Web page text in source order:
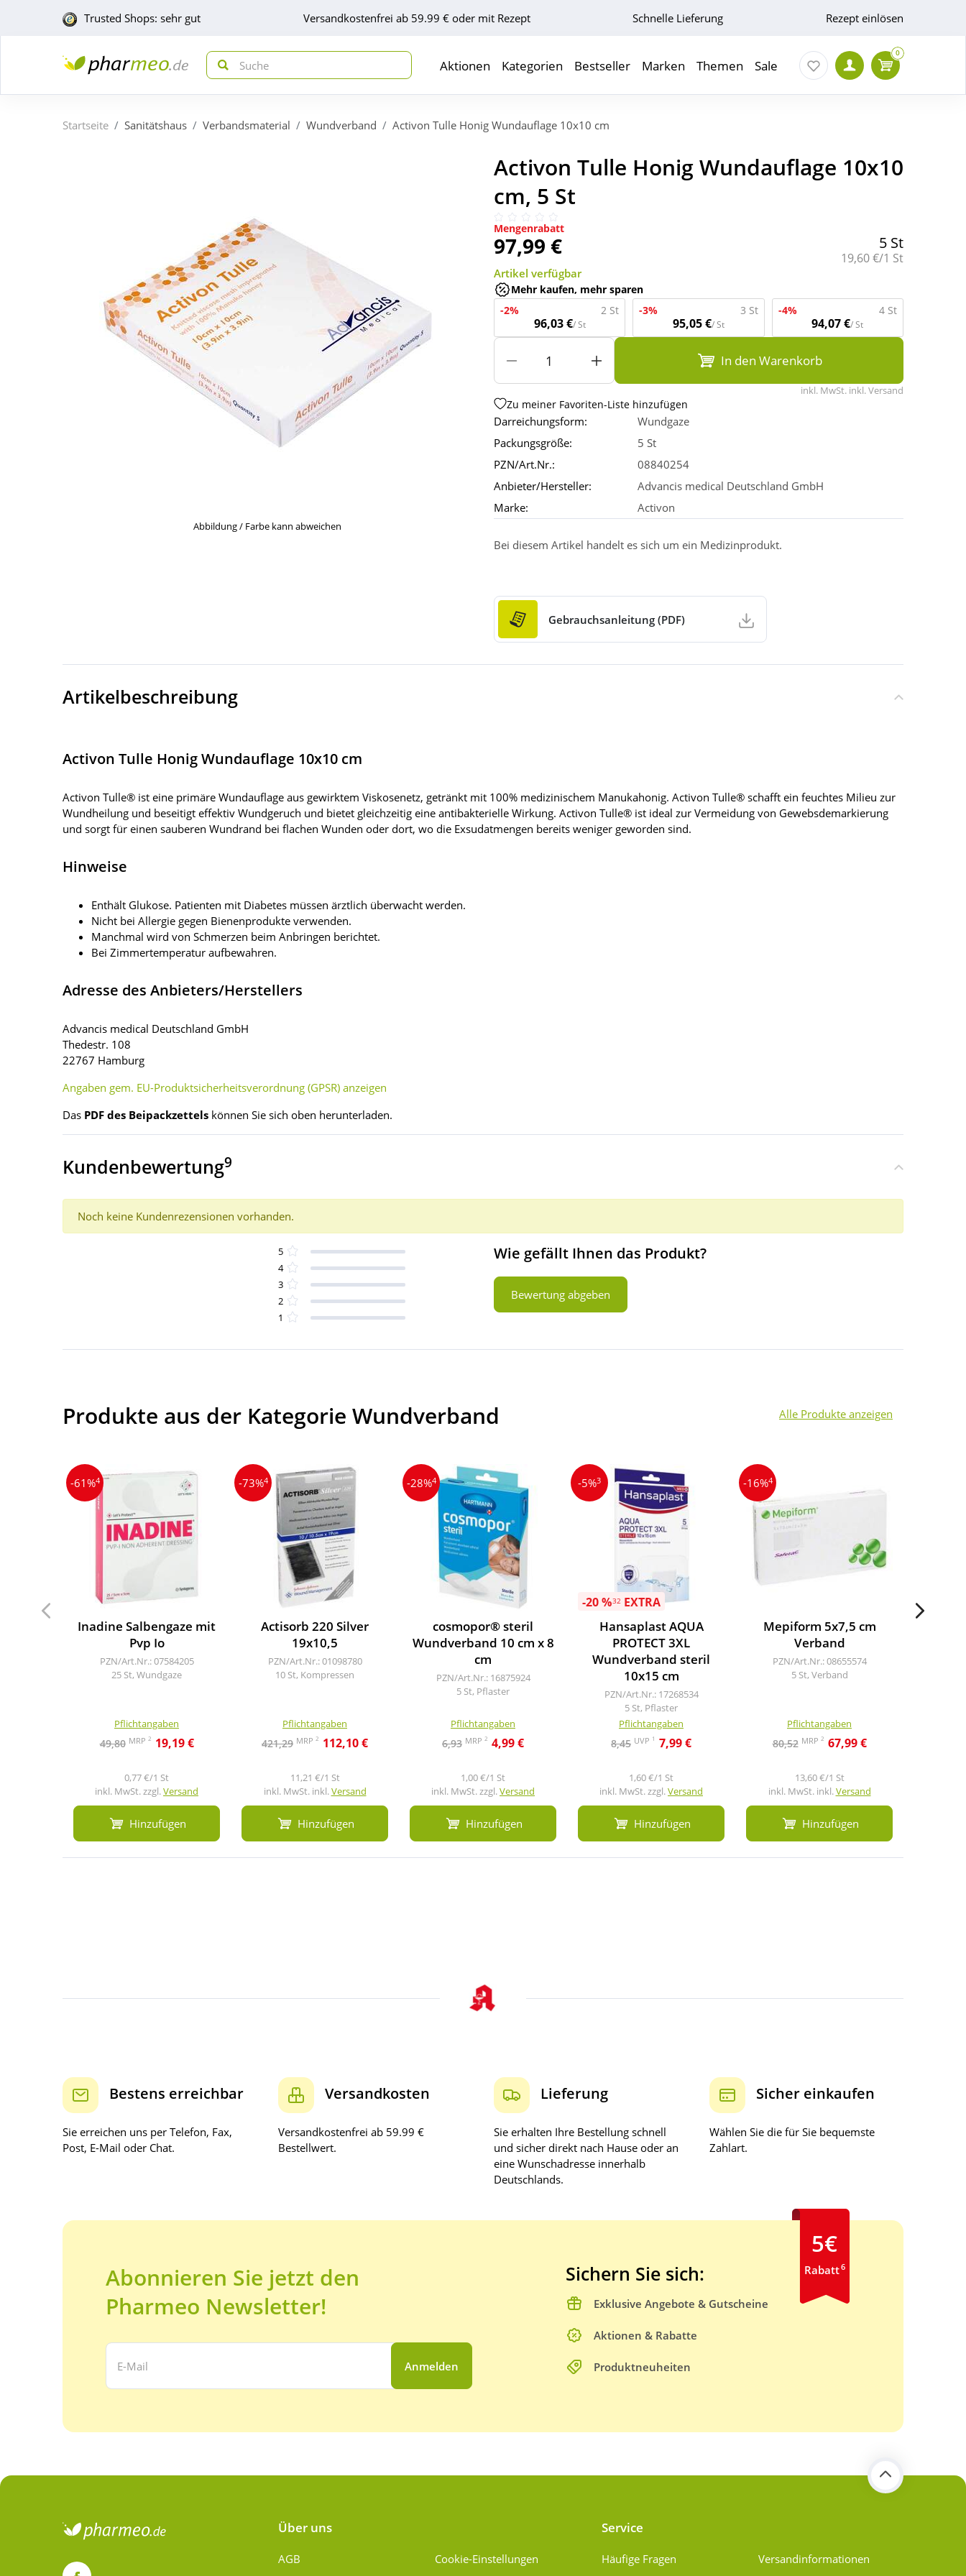
Trusted Shops: sehr gut Versandkostenfrei ab 59.99 € oder mit Rezept Schnelle Lieferung Rezept einlösen
Aktionen Kategorien Bestseller Marken Themen Sale
0
Startseite Sanitätshaus Verbandsmaterial Wundverband Activon Tulle Honig Wundauflage 10x10 cm
Abbildung / Farbe kann abweichen
Activon Tulle Honig Wundauflage 10x10
cm, 5 St
Mengenrabatt
97,99 € 5 St
Grundpreis:
19,60 €/1 St
Artikel verfügbar
Mehr kaufen, mehr sparen
-2%
2 St
96,03 €/ St
-3% 3 St
95,05 €/ St
-4% 4 St
94,07 €/ St
In den Warenkorb
inkl. MwSt. inkl. Versand
Zu meiner Favoriten-Liste hinzufügen
Darreichungsform:
Wundgaze
Packungsgröße:
5 St
PZN/Art.Nr.:
08840254
Anbieter/Hersteller:
Advancis medical Deutschland GmbH
Marke:
Activon
Bei diesem Artikel handelt es sich um ein Medizinprodukt.
Gebrauchsanleitung (PDF)
Artikelbeschreibung
Activon Tulle Honig Wundauflage 10x10 cm
Activon Tulle® ist eine primäre Wundauflage aus gewirktem Viskosenetz, getränkt mit 100% medizinischem Manukahonig. Activon Tulle® schafft ein feuchtes Milieu zur
Wundheilung und beseitigt effektiv Wundgeruch und bietet gleichzeitig eine antibakterielle Wirkung. Activon Tulle® ist ideal zur Vermeidung von Gewebsdemarkierung
und sorgt für einen sauberen Wundrand bei flachen Wunden oder dort, wo die Exsudatmengen bereits weniger geworden sind.
Hinweise
Enthält Glukose. Patienten mit Diabetes müssen ärztlich überwacht werden.
Nicht bei Allergie gegen Bienenprodukte verwenden.
Manchmal wird von Schmerzen beim Anbringen berichtet.
Bei Zimmertemperatur aufbewahren.
Adresse des Anbieters/Herstellers
Advancis medical Deutschland GmbH
Thedestr. 108
22767 Hamburg
Angaben gem. EU-Produktsicherheitsverordnung (GPSR) anzeigen
Das PDF des Beipackzettels können Sie sich oben herunterladen.
Kundenbewertung9
Noch keine Kundenrezensionen vorhanden.
5
4
3
2
1
Wie gefällt Ihnen das Produkt?
Bewertung abgeben
Produkte aus der Kategorie Wundverband Alle Produkte anzeigen
-61%4
Inadine Salbengaze mit
Pvp Io
PZN/Art.Nr.: 07584205
25 St, Wundgaze
Pflichtangaben
49,80 MRP 2 19,19 €
0,77 €/1 St
inkl. MwSt. zzgl.Versand
Hinzufügen
-73%4
Actisorb 220 Silver
19x10,5
PZN/Art.Nr.: 01098780
10 St, Kompressen
Pflichtangaben
421,29 MRP 2 112,10 €
11,21 €/1 St
inkl. MwSt. inkl.Versand
Hinzufügen
-28%4
cosmopor® steril
Wundverband 10 cm x 8
cm
PZN/Art.Nr.: 16875924
5 St, Pflaster
Pflichtangaben
6,93 MRP 2 4,99 €
1,00 €/1 St
inkl. MwSt. zzgl.Versand
Hinzufügen
-5%3
-20 %32EXTRA
Hansaplast AQUA
PROTECT 3XL
Wundverband steril
10x15 cm
PZN/Art.Nr.: 17268534
5 St, Pflaster
Pflichtangaben
8,45 UVP 1 7,99 €
1,60 €/1 St
inkl. MwSt. zzgl.Versand
Hinzufügen
-16%4
Mepiform 5x7,5 cm
Verband
PZN/Art.Nr.: 08655574
5 St, Verband
Pflichtangaben
80,52 MRP 2 67,99 €
13,60 €/1 St
inkl. MwSt. inkl.Versand
Hinzufügen
Bestens erreichbar
Sie erreichen uns per Telefon, Fax,
Post, E-Mail oder Chat.
Versandkosten
Versandkostenfrei ab 59.99 €
Bestellwert.
Lieferung
Sie erhalten Ihre Bestellung schnell
und sicher direkt nach Hause oder an
eine Wunschadresse innerhalb
Deutschlands.
Sicher einkaufen
Wählen Sie die für Sie bequemste
Zahlart.
Abonnieren Sie jetzt den
Pharmeo Newsletter!
Ihre E-Mail Adresse:
Anmelden
Sichern Sie sich:
Exklusive Angebote & Gutscheine
Aktionen & Rabatte
Produktneuheiten
5€
Rabatt6
Über uns
AGB
Cookie-Einstellungen
Service
Häufige Fragen
Versand­informationen